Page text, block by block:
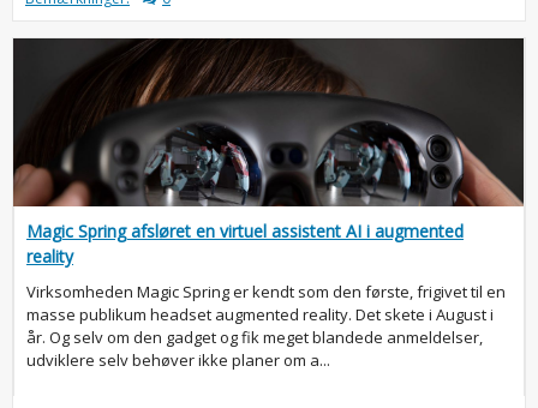
Magic Spring afsløret en virtuel assistent AI i augmented
reality
Virksomheden Magic Spring er kendt som den første, frigivet til en
masse publikum headset augmented reality. Det skete i August i
år. Og selv om den gadget og fik meget blandede anmeldelser,
udviklere selv behøver ikke planer om a...